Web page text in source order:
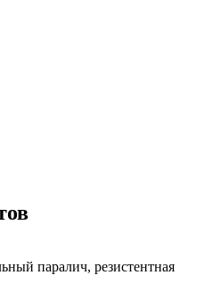
паралич, резистентная